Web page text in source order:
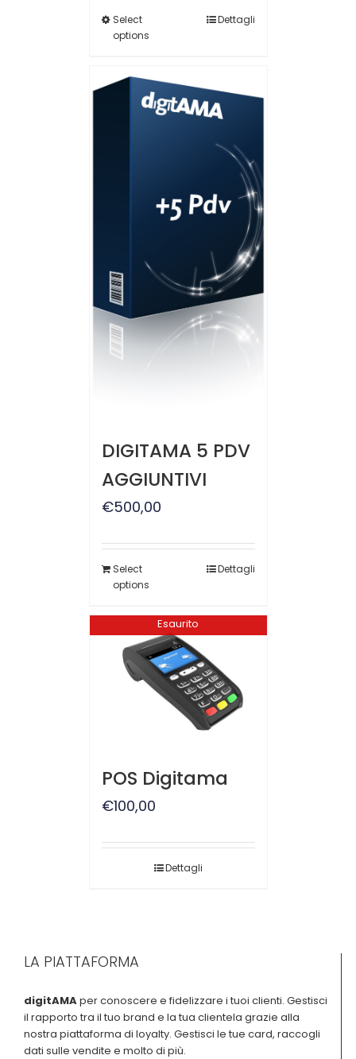
Select
options
Dettagli
DIGITAMA 5 PDV
AGGIUNTIVI
€500,00
Select
options
Dettagli
Esaurito
POS Digitama
€100,00
Dettagli
LA PIATTAFORMA
digitAMAper conoscere e fidelizzare i tuoi clienti. Gestisci
il rapporto tra il tuo brand e la tua clientela grazie alla
nostra piattaforma di loyalty. Gestisci le tue card, raccogli
dati sulle vendite e molto di più.